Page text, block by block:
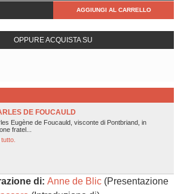
AGGIUNGI AL CARRELLO
OPPURE ACQUISTA SU
DE FOUCAULD
Eugène de Foucauld, visconte di Pontbriand, in
fratel...
di: Anne de Blic(Presentazione